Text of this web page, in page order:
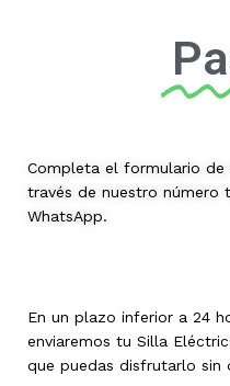
Completa el formulario
través de nuestro
WhatsApp.
En un plazo inferior a 24
enviaremos tu Silla
que puedas disfrutarlo sin